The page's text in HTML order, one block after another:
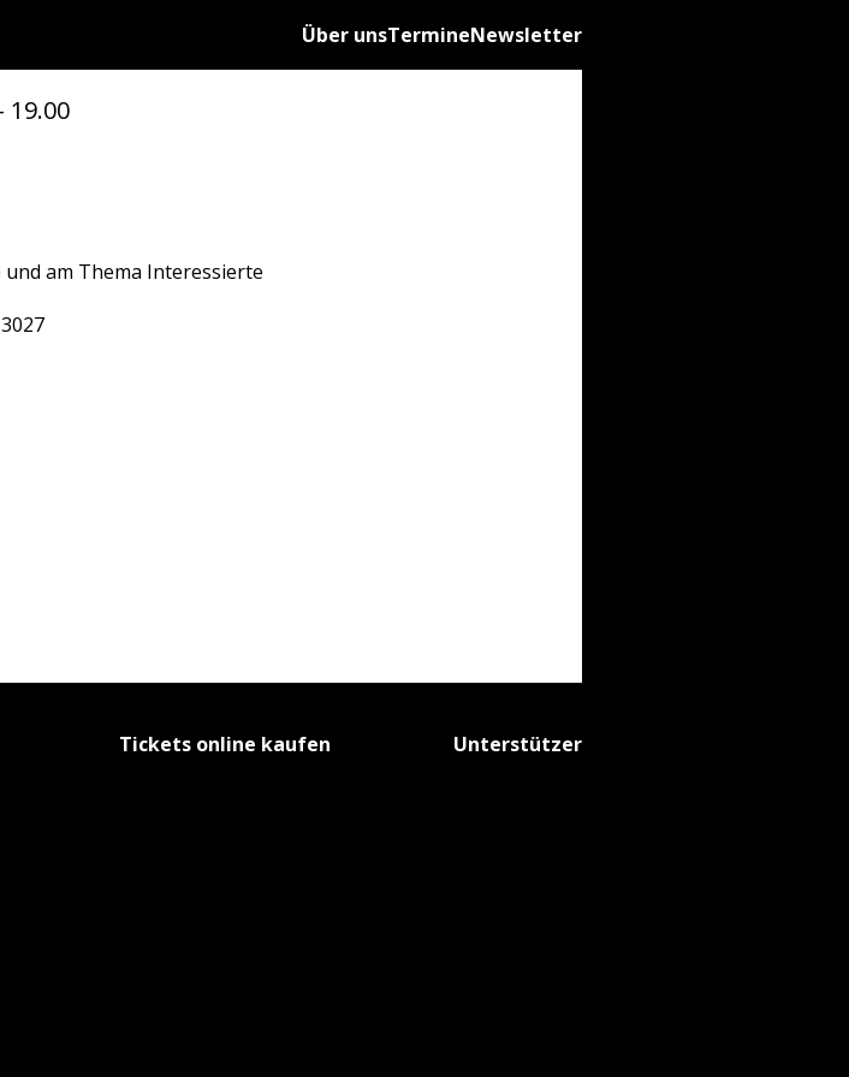
Über unsTermineNewsletter
19.00
am Thema Interessierte
Tickets online kaufen Unterstützer